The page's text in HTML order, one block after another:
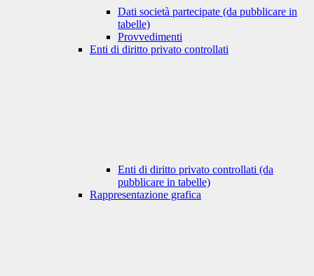
Dati società partecipate (da pubblicare in
tabelle)
Provvedimenti
Enti di diritto privato controllati
Enti di diritto privato controllati (da
pubblicare in tabelle)
Rappresentazione grafica